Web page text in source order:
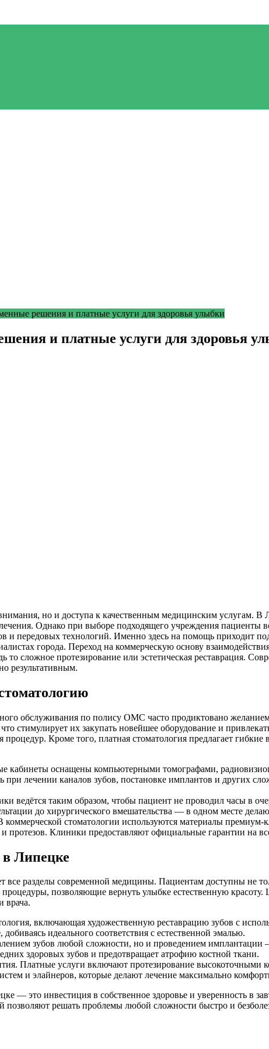
решения и платные услуги для здоровья улыбки
и платные услуги для здоровья
внимания, но и доступа к качественным медицинским
лечения. Однако при выборе подходящего учреждения
и передовых технологий. Именно здесь на помощь приходит
города. Переход на коммерческую основу
сложное протезирование или эстетическая реставрация.
результативным.
обслуживания по полису ОМС часто продиктовано
стимулирует их закупать новейшее оборудование и
Кроме того, платная стоматология предлагает
кабинеты оснащены компьютерными томографами,
при лечении каналов зубов, постановке имплантов и других
ведётся таким образом, чтобы пациент не проводил часы в
до хирургического вмешательства — в одном месте
коммерческой стоматологии используются материалы премиум-
Клиники предоставляют официальные гарантии на
Липецке
все разделы современной медицины. Пациентам доступны не
позволяющие вернуть улыбке естественную красоту.
врача.
включающая художественную реставрацию зубов с
идеального соответствия с естественной эмалью.
зубов любой сложности, но и проведением
здоровых зубов и предотвращает атрофию костной ткани.
Платные услуги включают протезирование
и элайнеров, которые делают лечение максимально
— это инвестиция в собственное здоровье и уверенность в
решать проблемы любой сложности быстро и